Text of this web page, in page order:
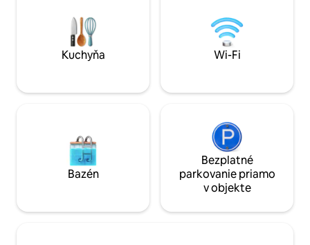
vlastníctve umelca, ktorý navrhol
priestor na prezentáciu svojej práce.
Hostia budú mať prístup do celej galérie,
ale na prenájom je len súkromný
vrátane malej kuchyne, kombinovaného
kútom. Druhý priestor na spanie môže
byť oddelený pohyblivými stenami a má
ďalšiu kúpeľňu so sprchovacím kútom a
WC. Hostia majú tiež prístup do záhrady
všetkých našich hostí osobne, ukázať im
dažďovú sprchu,
kuchynský kút a
posteľ veľkosti
Kuchyňa Wi-Fi
Bazén
Bezplatné
parkovanie priamo
v objekte